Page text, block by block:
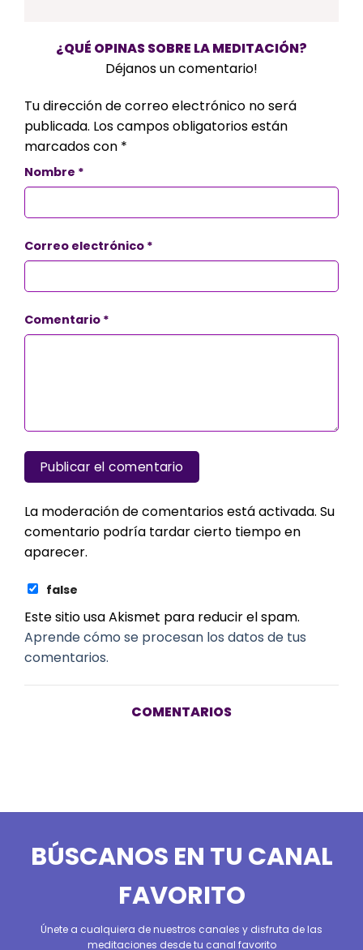
¿QUÉ OPINAS SOBRE LA MEDITACIÓN?
Déjanos un comentario!
Tu dirección de correo electrónico no será
publicada. Los campos obligatorios están
marcados con *
Nombre *
Correo electrónico *
Comentario *
La moderación de comentarios está activada. Su
comentario podría tardar cierto tiempo en
aparecer.
false
Este sitio usa Akismet para reducir el spam.
Aprende cómo se procesan los datos de tus
comentarios.
COMENTARIOS
BÚSCANOS EN TU CANAL
FAVORITO
Únete a cualquiera de nuestros canales y disfruta de las
meditaciones desde tu canal favorito